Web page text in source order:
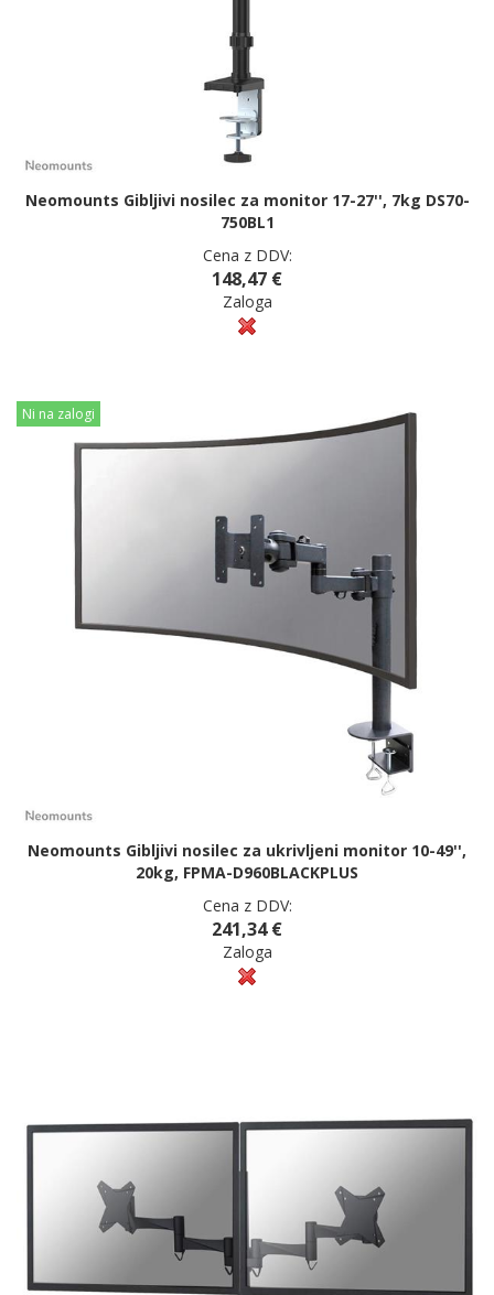
Neomounts Gibljivi nosilec za monitor 17-27'', 7kg DS70-
750BL1
Cena z DDV:
148,47 €
Zaloga
Ni na zalogi
Neomounts Gibljivi nosilec za ukrivljeni monitor 10-49'',
20kg, FPMA-D960BLACKPLUS
Cena z DDV:
241,34 €
Zaloga